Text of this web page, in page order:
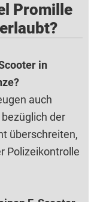
Promille
in
auch
der
überschreiten,
Polizeikontrolle